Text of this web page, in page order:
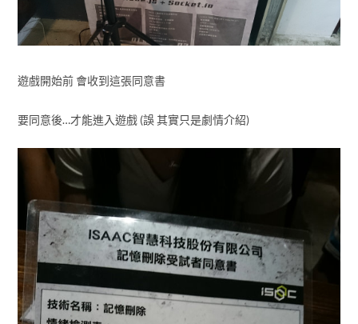
遊戲開始前 會收到這張同意書
要同意後…才能進入遊戲 (誤 其實只是劇情介紹)